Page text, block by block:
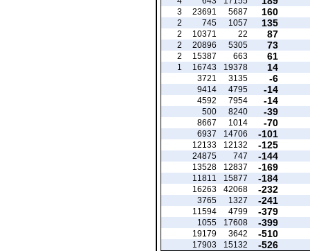
160
5687
23691
3
135
1057
745
2
87
22
10371
2
73
5305
20896
2
61
663
15387
2
14
19378
16743
1
-6
3135
3721
-14
4795
9414
-14
7954
4592
-39
8240
500
-70
1014
8667
-101
14706
6937
-125
12132
12133
-144
747
24875
-169
12837
13528
-184
15877
11811
-232
42068
16263
-241
1327
3765
-379
4799
11594
-399
17608
1055
-510
3642
19179
-526
15132
17903